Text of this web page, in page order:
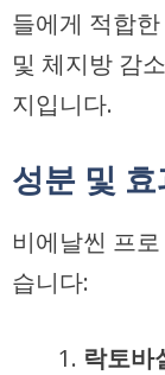
들에게 적합
및 체지방 감
지입니다.
성분 및
비에날씬 프
습니다:
락토바